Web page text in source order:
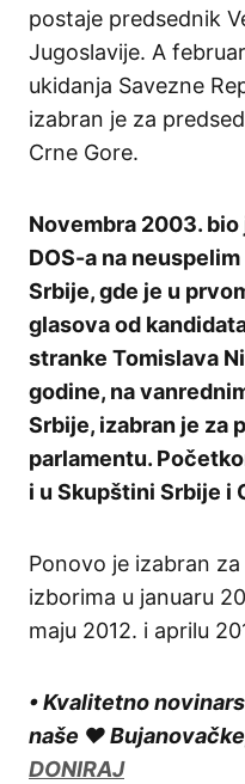
postaje predsednik
Jugoslavije. A
ukidanja Savezne
izabran je za
Crne Gore.
Novembra 2003.
DOS-a na
Srbije, gde je u
glasova od
stranke Tomislava
godine, na
Srbije, izabran je za
parlamentu.
i u Skupštini Srbije i
Ponovo je izabran
izborima u januaru
maju 2012. i aprilu
• Kvalitetno
naše ❤️
DONIRAJ